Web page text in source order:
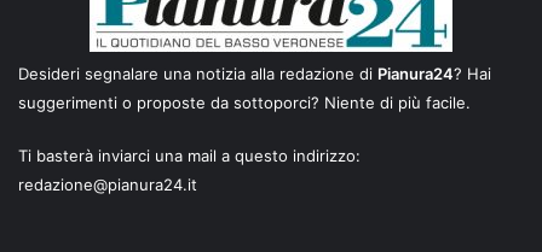
Desideri segnalare una notizia alla redazione di Pianura24? Hai
suggerimenti o proposte da sottoporci? Niente di più facile.
Ti basterà inviarci una mail a questo indirizzo:
redazione@pianura24.it